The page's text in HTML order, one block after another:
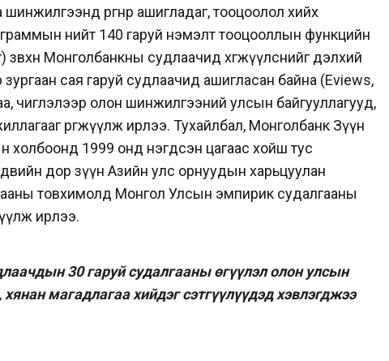
өргөнөөр ашигладаг, тооцоолол хийх
нийт 140 гаруй нэмэлт тооцооллын функцийн
зөвхөн Монголбанкны судлаачид хөгжүүлснийг дэлхий
сая гаруй судлаачид ашигласан байна (Eviews,
чиглэлээр олон шинжилгээний улсын байгууллагууд,
өргөжүүлж ирлээ. Тухайлбал, Монголбанк Зүүн
холбоонд 1999 онд нэгдсэн цагаас хойш тус
дор зүүн Азийн улс орнуудын харьцуулан
товхимолд Монгол Улсын эмпирик судалгааны
ирлээ.
30 гаруй судалгааны өгүүлэл олон улсын
хянан магадлагаа хийдэг сэтгүүлүүдэд хэвлэгджээ